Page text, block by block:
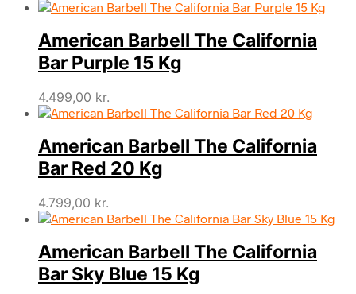
American Barbell The California
Bar Purple 15 Kg
4.499,00 kr.
American Barbell The California
Bar Red 20 Kg
4.799,00 kr.
American Barbell The California
Bar Sky Blue 15 Kg